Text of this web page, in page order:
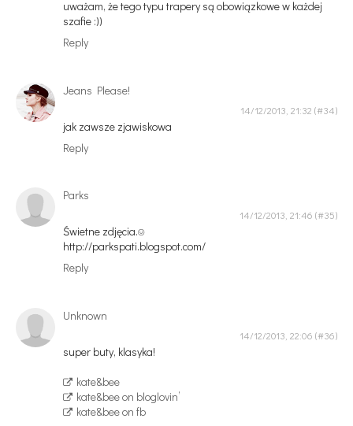
uważam, że tego typu trapery są obowiązkowe w każdej
szafie :))
Reply
Jeans Please!
14/12/2013, 21:32
jak zawsze zjawiskowa
Reply
Parks
14/12/2013, 21:46
Świetne zdjęcia.☺
http://parkspati.blogspot.com/
Reply
Unknown
14/12/2013, 22:06
super buty, klasyka!
kate&bee
kate&bee on bloglovin’
kate&bee on fb